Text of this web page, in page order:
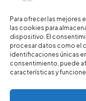
Para ofrecer las mejores
las cookies para
dispositivo. El
procesar datos como el
identificaciones únicas
consentimiento, puede
características y